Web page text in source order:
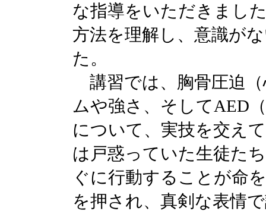
な指導をいただきまし
方法を理解し、意識が
た。
講習では、胸骨圧迫
ムや強さ、そしてAED
について、実技を交え
は戸惑っていた生徒た
ぐに行動することが命
を押され、真剣な表情